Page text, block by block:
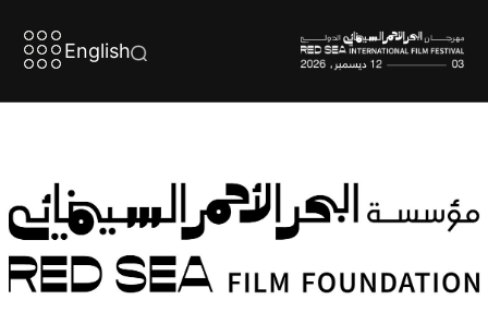
English